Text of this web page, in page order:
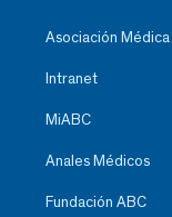
Asociación Médica
Intranet
MiABC
Anales Médicos
Fundación ABC